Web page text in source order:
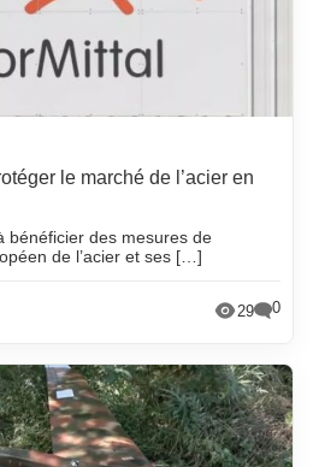
le marché de l’acier en
bénéficier des mesures de
de l’acier et ses […]
29 0